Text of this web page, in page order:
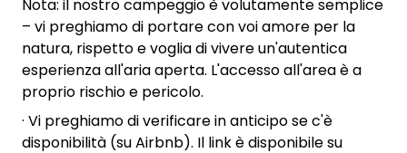
Nota: il nostro campeggio è volutamente semplice
– vi preghiamo di portare con voi amore per la
natura, rispetto e voglia di vivere un'autentica
esperienza all'aria aperta. L'accesso all'area è a
proprio rischio e pericolo.
· Vi preghiamo di verificare in anticipo se c'è
disponibilità (su Airbnb). Il link è disponibile su